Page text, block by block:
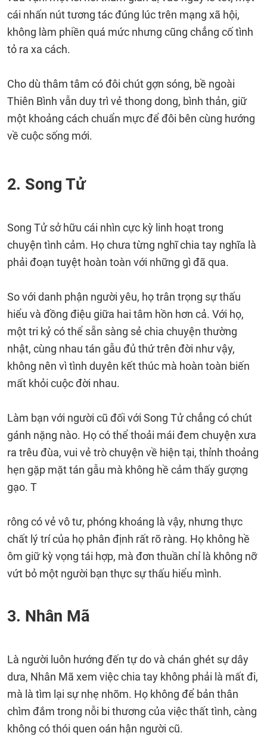
cái nhấn nút tương tác đúng lúc trên mạng xã hội,
không làm phiền quá mức nhưng cũng chẳng cố tình
tỏ ra xa cách.
Cho dù thâm tâm có đôi chút gợn sóng, bề ngoài
Thiên Bình vẫn duy trì vẻ thong dong, bình thản, giữ
một khoảng cách chuẩn mực để đôi bên cùng hướng
về cuộc sống mới.
2. Song Tử
Song Tử sở hữu cái nhìn cực kỳ linh hoạt trong
chuyện tình cảm. Họ chưa từng nghĩ chia tay nghĩa là
phải đoạn tuyệt hoàn toàn với những gì đã qua.
So với danh phận người yêu, họ trân trọng sự thấu
hiểu và đồng điệu giữa hai tâm hồn hơn cả. Với họ,
một tri kỷ có thể sẵn sàng sẻ chia chuyện thường
nhật, cùng nhau tán gẫu đủ thứ trên đời như vậy,
không nên vì tình duyên kết thúc mà hoàn toàn biến
mất khỏi cuộc đời nhau.
Làm bạn với người cũ đối với Song Tử chẳng có chút
gánh nặng nào. Họ có thể thoải mái đem chuyện xưa
ra trêu đùa, vui vẻ trò chuyện về hiện tại, thỉnh thoảng
hẹn gặp mặt tán gẫu mà không hề cảm thấy gượng
gạo. T
rông có vẻ vô tư, phóng khoáng là vậy, nhưng thực
chất lý trí của họ phân định rất rõ ràng. Họ không hề
ôm giữ kỳ vọng tái hợp, mà đơn thuần chỉ là không nỡ
vứt bỏ một người bạn thực sự thấu hiểu mình.
3. Nhân Mã
Là người luôn hướng đến tự do và chán ghét sự dây
dưa, Nhân Mã xem việc chia tay không phải là mất đi,
mà là tìm lại sự nhẹ nhõm. Họ không để bản thân
chìm đắm trong nỗi bi thương của việc thất tình, càng
không có thói quen oán hận người cũ.